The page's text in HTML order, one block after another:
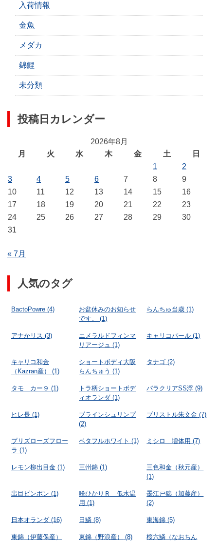
入荷情報
金魚
メダカ
錦鯉
未分類
投稿日カレンダー
2026年8月
月
火 水 木 金 土
日
1
2
3
4 5 6 7 8
9
10
11 12 13 14 15
16
17
18 19 20 21 22
23
24
25 26 27 28 29
30
31
« 7月
人気のタグ
BactoPowre (4)
お盆休みのお知らせ
です。
(1)
らんちゅ当歳 (1)
アナかリス (3)
エメラルドフィンマ
リアージュ (1)
キャリコパール (1)
キャリコ和金
（Kazran産）
(1)
ショートボディ大阪
らんちゅう (1)
タナゴ (2)
タモ カー９ (1)
トラ柄ショートボデ
ィオランダ (1)
パラクリアSS浮 (9)
ヒレ長 (1)
ブラインシュリンプ
(2)
ブリストル朱文金 (7)
プリズローズフロー
ラ (1)
ベタフルホワイト (1) ミシロ 増体用 (7)
レモン柳出目金 (1) 三州錦 (1)
三色和金（秋元産）
(1)
出目ピンポン (1)
咲ひかりＲ 低水温
用 (1)
墨江戸錦（加藤産）
(2)
日本オランダ (16) 日鱗 (8) 東海錦 (5)
東錦（伊藤保産）
東錦（野浪産） (8)
桜六鱗（なおちん